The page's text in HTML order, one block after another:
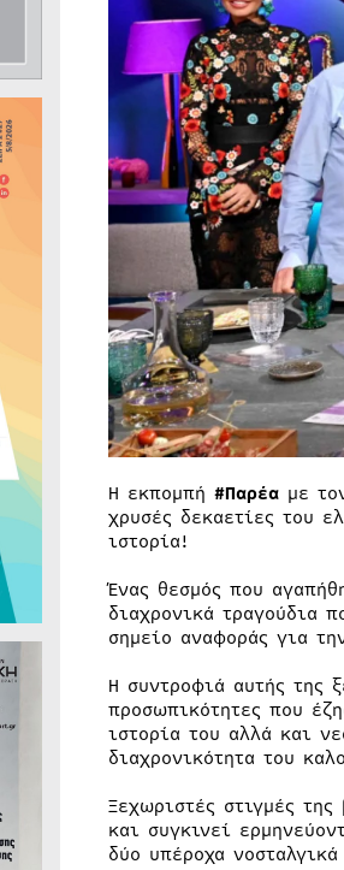
Η εκπομπή #Παρέαμε
χρυσές δεκαετίες του
ιστορία!
Ένας θεσμός που
διαχρονικά τραγούδια
σημείο αναφοράς για
Η συντροφιά αυτής της
προσωπικότητες που
ιστορία του αλλά και
διαχρονικότητα του
Ξεχωριστές στιγμές
και συγκινεί
δύο υπέροχα